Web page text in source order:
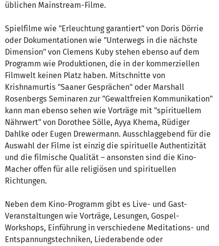
üblichen Mainstream-Filme.
Spielfilme wie "Erleuchtung garantiert" von Doris Dörrie
oder Dokumentationen wie "Unterwegs in die nächste
Dimension" von Clemens Kuby stehen ebenso auf dem
Programm wie Produktionen, die in der kommerziellen
Filmwelt keinen Platz haben. Mitschnitte von
Krishnamurtis "Saaner Gesprächen" oder Marshall
Rosenbergs Seminaren zur "Gewaltfreien Kommunikation"
kann man ebenso sehen wie Vorträge mit "spirituellem
Nährwert" von Dorothee Sölle, Ayya Khema, Rüdiger
Dahlke oder Eugen Drewermann. Ausschlaggebend für die
Auswahl der Filme ist einzig die spirituelle Authentizität
und die filmische Qualität – ansonsten sind die Kino-
Macher offen für alle religiösen und spirituellen
Richtungen.
Neben dem Kino-Programm gibt es Live- und Gast-
Veranstaltungen wie Vorträge, Lesungen, Gospel-
Workshops, Einführung in verschiedene Meditations- und
Entspannungstechniken, Liederabende oder